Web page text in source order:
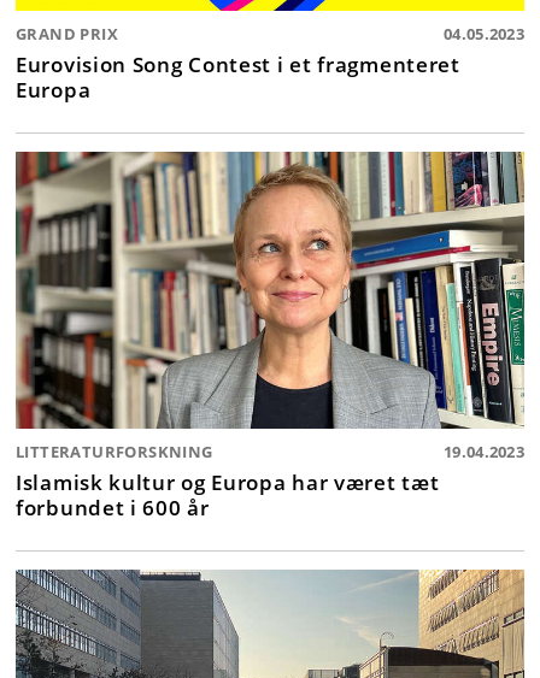
GRAND PRIX 04.05.2023
Eurovision Song Contest i et fragmenteret
Europa
LITTERATURFORSKNING 19.04.2023
Islamisk kultur og Europa har været tæt
forbundet i 600 år